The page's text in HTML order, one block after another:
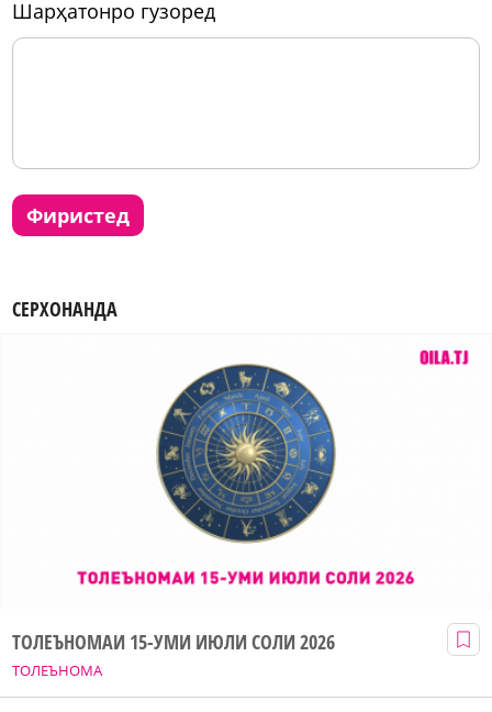
шарҳатонро гузоред
фиристед
СЕРХОНАНДА
ТОЛЕЪНОМА
ТОЛЕЪНОМАИ 15-УМИ ИЮЛИ СОЛИ 2026